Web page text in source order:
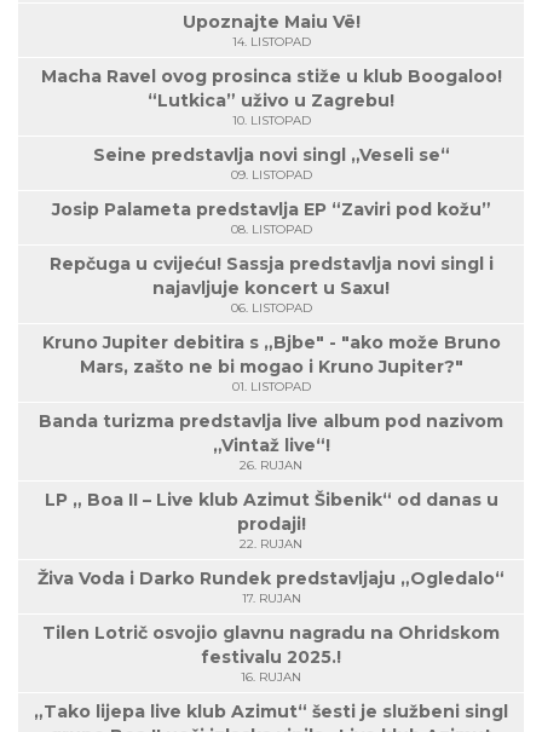
Upoznajte Maiu Vë!
14. LISTOPAD
Macha Ravel ovog prosinca stiže u klub Boogaloo!
“Lutkica” uživo u Zagrebu!
10. LISTOPAD
Seine predstavlja novi singl „Veseli se“
09. LISTOPAD
Josip Palameta predstavlja EP “Zaviri pod kožu”
08. LISTOPAD
Repčuga u cvijeću! Sassja predstavlja novi singl i
najavljuje koncert u Saxu!
06. LISTOPAD
Kruno Jupiter debitira s „Bjbe" - "ako može Bruno
Mars, zašto ne bi mogao i Kruno Jupiter?"
01. LISTOPAD
Banda turizma predstavlja live album pod nazivom
„Vintaž live“!
26. RUJAN
LP „ Boa II – Live klub Azimut Šibenik“ od danas u
prodaji!
22. RUJAN
Živa Voda i Darko Rundek predstavljaju „Ogledalo“
17. RUJAN
Tilen Lotrič osvojio glavnu nagradu na Ohridskom
festivalu 2025.!
16. RUJAN
„Tako lijepa live klub Azimut“ šesti je službeni singl